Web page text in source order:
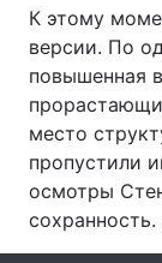
Техно і зв'язок
Здоров'я
Цікавинки
Екологія
К этому
версии. По
повышенная
место
пропустили
осмотры
сохранность.